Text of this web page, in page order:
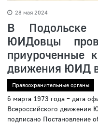
28 мая 2024
В Подольске
ЮИДовцы
приуроченные
движения ЮИД
Правоохранительные органы
6 марта 1973 года – дата
Всероссийского
подписано Постановление